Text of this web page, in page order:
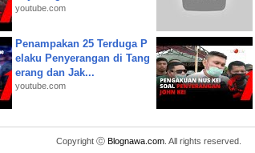
youtube.com
Penampakan 25 Terduga P
elaku Penyerangan di Tang
erang dan Jak...
youtube.com
Copyright ⓒ Blognawa.com. All rights reserved.